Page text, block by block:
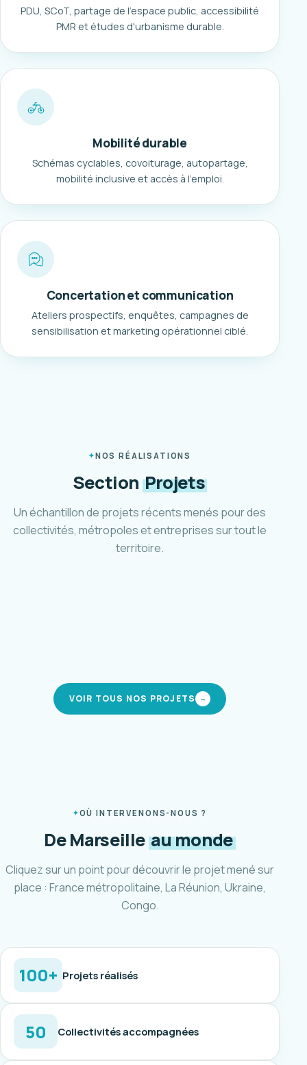
PDU, SCoT, partage de l'espace public, accessibilité
PMR et études d'urbanisme durable.
Mobilité durable
Schémas cyclables, covoiturage, autopartage,
mobilité inclusive et accès à l'emploi.
Concertation et communication
Ateliers prospectifs, enquêtes, campagnes de
sensibilisation et marketing opérationnel ciblé.
NOS RÉALISATIONS
Section Projets
Un échantillon de projets récents menés pour des
collectivités, métropoles et entreprises sur tout le
territoire.
Plan marche et vélo d'Aubagne
VOIR TOUS NOS PROJETS →
OÙ INTERVENONS-NOUS ?
De Marseille au monde
Cliquez sur un point pour découvrir le projet mené sur
place : France métropolitaine, La Réunion, Ukraine,
Congo.
100+ Projets réalisés
50 Collectivités accompagnées